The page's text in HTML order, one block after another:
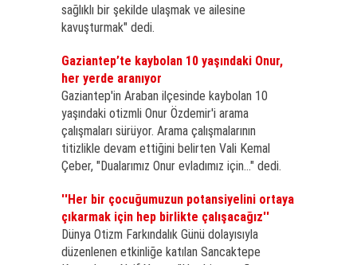
sağlıklı bir şekilde ulaşmak ve ailesine
kavuşturmak" dedi.
Gaziantep’te kaybolan 10 yaşındaki Onur,
her yerde aranıyor
Gaziantep'in Araban ilçesinde kaybolan 10
yaşındaki otizmli Onur Özdemir'i arama
çalışmaları sürüyor. Arama çalışmalarının
titizlikle devam ettiğini belirten Vali Kemal
Çeber, "Dualarımız Onur evladımız için…" dedi.
''Her bir çocuğumuzun potansiyelini ortaya
çıkarmak için hep birlikte çalışacağız''
Dünya Otizm Farkındalık Günü dolayısıyla
düzenlenen etkinliğe katılan Sancaktepe